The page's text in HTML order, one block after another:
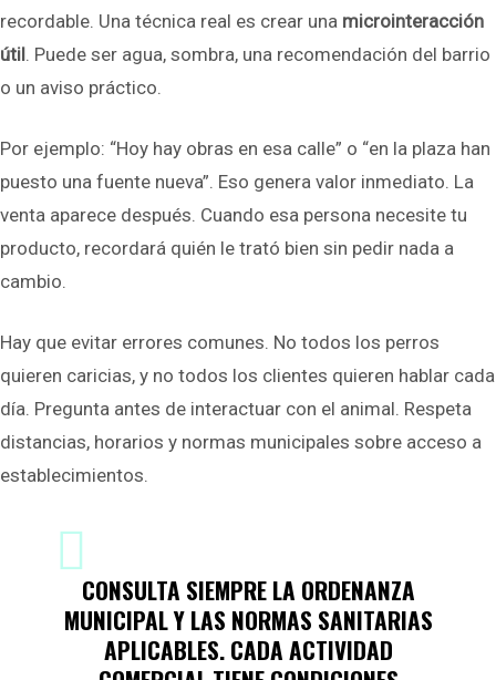
recordable. Una técnica real es crear una microinteracción
útil. Puede ser agua, sombra, una recomendación del barrio
o un aviso práctico.
Por ejemplo: “Hoy hay obras en esa calle” o “en la plaza han
puesto una fuente nueva”. Eso genera valor inmediato. La
venta aparece después. Cuando esa persona necesite tu
producto, recordará quién le trató bien sin pedir nada a
cambio.
Hay que evitar errores comunes. No todos los perros
quieren caricias, y no todos los clientes quieren hablar cada
día. Pregunta antes de interactuar con el animal. Respeta
distancias, horarios y normas municipales sobre acceso a
establecimientos.
CONSULTA SIEMPRE LA ORDENANZA
MUNICIPALY LAS NORMAS SANITARIAS
APLICABLES. CADA ACTIVIDAD